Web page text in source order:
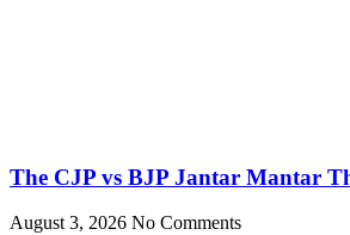
The CJP vs BJP Jantar Mantar
August 3, 2026 No Comments